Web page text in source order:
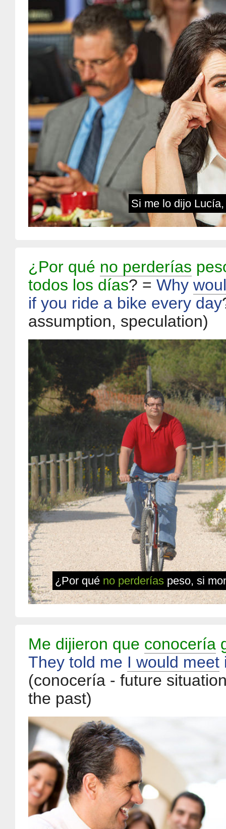
Si me lo dijo
¿Por qué no perderías
todos los días? = Why
if you ride a bike every day
assumption, speculation)
¿Por qué no perderías peso, si
Me dijieron que conocería
They told me I would meet
(conocería - future
the past)